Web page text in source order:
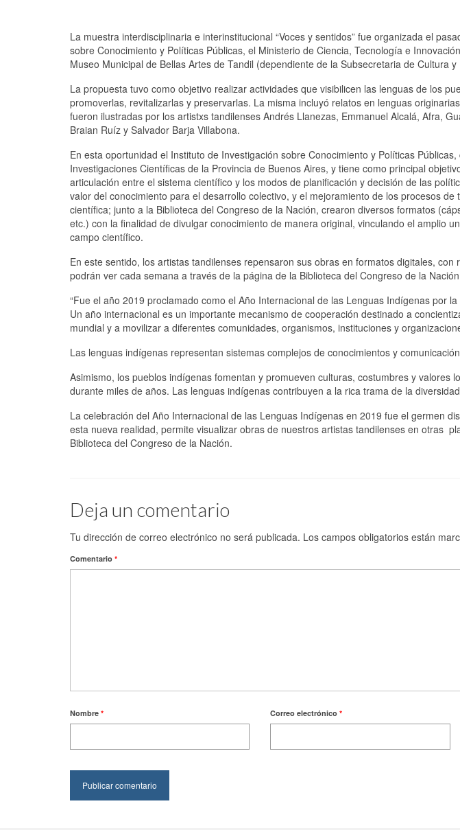
La muestra interdisciplinaria e interinstitucional “Voces y sentidos” fue organizada el
sobre Conocimiento y Políticas Públicas, el Ministerio de Ciencia, Tecnología e
Museo Municipal de Bellas Artes de Tandil (dependiente de la Subsecretaria de Cultura y
La propuesta tuvo como objetivo realizar actividades que visibilicen las lenguas de los
promoverlas, revitalizarlas y preservarlas. La misma incluyó relatos en lenguas
fueron ilustradas por los artistxs tandilenses Andrés Llanezas, Emmanuel Alcalá, Afra,
Braian Ruíz y Salvador Barja Villabona.
En esta oportunidad el Instituto de Investigación sobre Conocimiento y Políticas
Investigaciones Científicas de la Provincia de Buenos Aires, y tiene como principal
articulación entre el sistema científico y los modos de planificación y decisión de las
valor del conocimiento para el desarrollo colectivo, y el mejoramiento de los procesos
científica; junto a la Biblioteca del Congreso de la Nación, crearon diversos formatos
etc.) con la finalidad de divulgar conocimiento de manera original, vinculando el amplio
campo científico.
En este sentido, los artistas tandilenses repensaron sus obras en formatos digitales,
podrán ver cada semana a través de la página de la Biblioteca del Congreso de la
“Fue el año 2019 proclamado como el Año Internacional de las Lenguas Indígenas por
Un año internacional es un importante mecanismo de cooperación destinado a
mundial y a movilizar a diferentes comunidades, organismos, instituciones y
Las lenguas indígenas representan sistemas complejos de conocimientos y
Asimismo, los pueblos indígenas fomentan y promueven culturas, costumbres y valores
durante miles de años. Las lenguas indígenas contribuyen a la rica trama de la
La celebración del Año Internacional de las Lenguas Indígenas en 2019 fue el germen
esta nueva realidad, permite visualizar obras de nuestros artistas tandilenses en otras
Biblioteca del Congreso de la Nación.
Deja un comentario
Tu dirección de correo electrónico no será publicada. Los campos obligatorios están
Comentario *
Nombre * Correo electrónico*